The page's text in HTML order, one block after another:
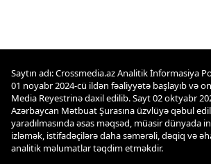
Saytın adı: Crossmedia.az Analitik İnformasiya
01 noyabr 2024-cü ildən fəaliyyətə başlayıb və
Media Reyestrinə daxil edilib. Sayt 02 oktyabr
Azərbaycan Mətbuat Şurasına üzvlüyə qəbul
yaradılmasında əsas məqsəd, müasir dünyada
izləmək, istifadəçilərə daha səmərəli, dəqiq və
analitik məlumatlar təqdim etməkdir.